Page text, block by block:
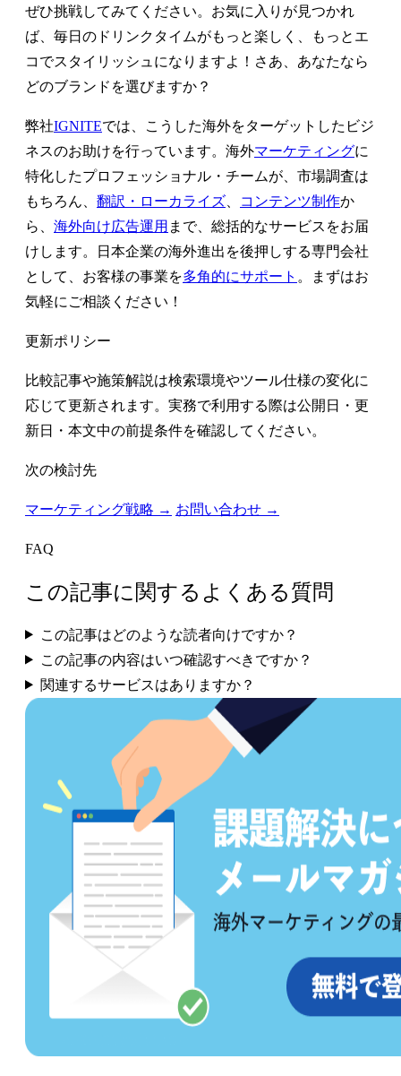
ぜひ挑戦してみてください。お気に入りが見つかれ
ば、毎日のドリンクタイムがもっと楽しく、もっとエ
コでスタイリッシュになりますよ！さあ、あなたなら
どのブランドを選びますか？
弊社IGNITEでは、こうした海外をターゲットしたビジ
ネスのお助けを行っています。海外マーケティングに
特化したプロフェッショナル・チームが、市場調査は
もちろん、 翻訳・ローカライズ コンテンツ制作か
ら、 海外向け広告運用 まで、総括的なサービスをお届
けします。日本企業の海外進出を後押しする専門会社
として、お客様の事業を多角的にサポート 。まずはお
気軽にご相談ください！
更新ポリシー
比較記事や施策解説は検索環境やツール仕様の変化に
応じて更新されます。実務で利用する際は公開日・更
新日・本文中の前提条件を確認してください。
次の検討先
マーケティング戦略 → お問い合わせ →
FAQ
この記事に関するよくある質問
この記事はどのような読者向けですか？
この記事の内容はいつ確認すべきですか？
関連するサービスはありますか？